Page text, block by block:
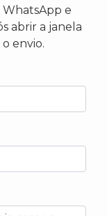
e
abrir a janela
envio.